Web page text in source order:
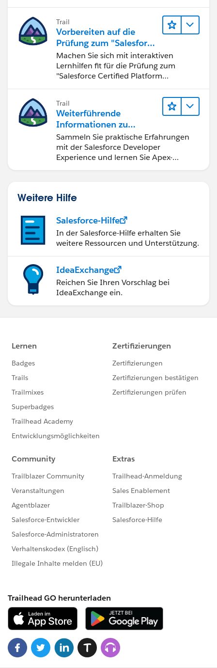
Trail
Vorbereiten auf die
Prüfung zum "Salesforce
Certified Platform
Developer"
Machen Sie sich mit interaktiven
Lernhilfen fit für die Prüfung zum
"Salesforce Certified Platform
Trail
Weiterführende
Informationen zu
Salesforce-
Entwicklungstools und -
konzepten
Sammeln Sie praktische Erfahrungen
mit der Salesforce Developer
Experience und lernen Sie Apex-
Weitere Hilfe
Salesforce-Hilfe
In der Salesforce-Hilfe erhalten Sie
weitere Ressourcen und Unterstützung.
IdeaExchange
Reichen Sie Ihren Vorschlag bei
IdeaExchange ein.